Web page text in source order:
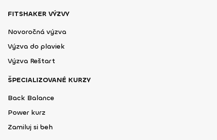
FITSHAKER VÝZVY
Novoročná výzva
Výzva do plaviek
Výzva Reštart
ŠPECIALIZOVANÉ KURZY
Back Balance
Power kurz
Zamiluj si beh